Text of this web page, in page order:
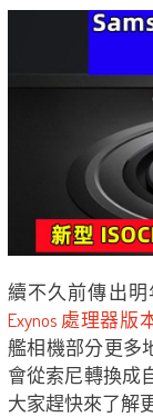
續不久前傳出明
Exynos 處理器版
艦相機部分更多
會從索尼轉換成
大家趕快來了解